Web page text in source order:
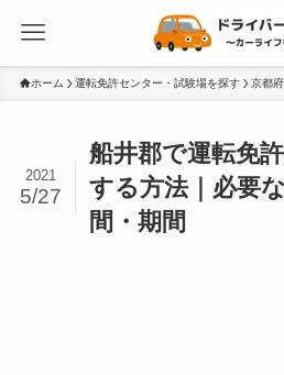
ホーム 運転免許センター・試験場を探す 京都府
船井郡で運転免
する方法｜必要
間・期間
2021
5/27